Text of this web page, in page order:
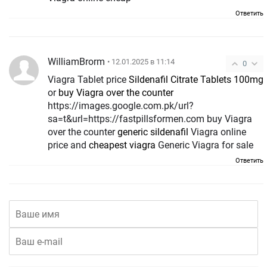
Ответить
0
WilliamBrorm • 12.01.2025 в 11:14
Viagra Tablet price Sildenafil Citrate Tablets 100mg
or buy Viagra over the counter
https://images.google.com.pk/url?
sa=t&url=https://fastpillsformen.com buy Viagra
over the countergeneric sildenafil Viagra online
price and cheapest viagra Generic Viagra for sale
Ответить